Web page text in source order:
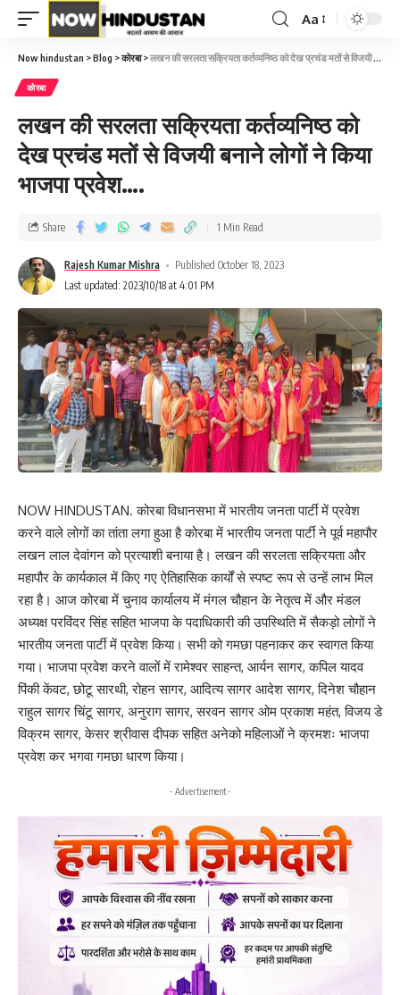
Aa
Now hindustan >Blog >कोरबा>लखन की सरलता सक्रियता कर्तव्यनिष्ठ को देख प्रचंड मतों से विजयी बनाने लोगों ने किया भाजपा प्रवेश….
कोरबा
लखन की सरलता सक्रियता कर्तव्यनिष्ठ को
देख प्रचंड मतों से विजयी बनाने लोगों ने किया
भाजपा प्रवेश….
Last updated: 2023/10/18 at 4:01 PM
Rajesh Kumar Mishra Published October 18, 2023
Share 1 Min Read
NOW HINDUSTAN. कोरबा विधानसभा में भारतीय जनता पार्टी में प्रवेश
करने वाले लोगों का तांता लगा हुआ है कोरबा में भारतीय जनता पार्टी ने पूर्व महापौर
लखन लाल देवांगन को प्रत्याशी बनाया है। लखन की सरलता सक्रियता और
महापौर के कार्यकाल में किए गए ऐतिहासिक कार्यों से स्पष्ट रूप से उन्हें लाभ मिल
रहा है। आज कोरबा में चुनाव कार्यालय में मंगल चौहान के नेतृत्व में और मंडल
अध्यक्ष परविंदर सिंह सहित भाजपा के पदाधिकारी की उपस्थिति में सैकड़ो लोगों ने
भारतीय जनता पार्टी में प्रवेश किया। सभी को गमछा पहनाकर कर स्वागत किया
गया। भाजपा प्रवेश करने वालों में रामेश्वर साहन्त, आर्यन सागर, कपिल यादव
पिंकी केंवट, छोटू सारथी, रोहन सागर, आदित्य सागर आदेश सागर, दिनेश चौहान
राहुल सागर चिंटू सागर, अनुराग सागर, सरवन सागर ओम प्रकाश महंत, विजय डे
विक्रम सागर, केसर श्रीवास दीपक सहित अनेको महिलाओं ने क्रमशः भाजपा
प्रवेश कर भगवा गमछा धारण किया।
- Advertisement -